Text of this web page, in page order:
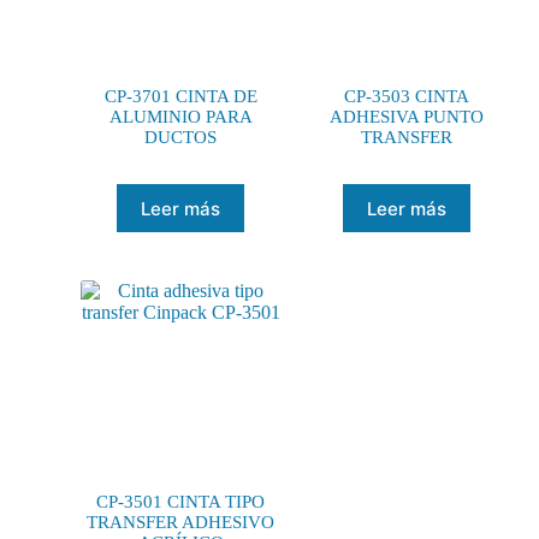
CP-3701 CINTA DE
ALUMINIO PARA
DUCTOS
Leer más
CP-3503 CINTA
ADHESIVA PUNTO
TRANSFER
Leer más
CP-3501 CINTA TIPO
TRANSFER ADHESIVO